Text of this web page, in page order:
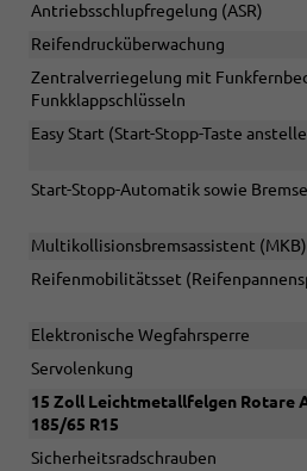
Antriebsschlupfregelung (ASR)
Reifendrucküberwachung
Zentralverriegelung mit
Funkklappschlüsseln
Easy Start (Start-Stopp-Taste
Start-Stopp-Automatik sowie
Multikollisionsbremsassistent (MKB)
Reifenmobilitätsset
Elektronische Wegfahrsperre
Servolenkung
15 Zoll Leichtmetallfelgen Rotare
185/65 R15
Sicherheitsradschrauben